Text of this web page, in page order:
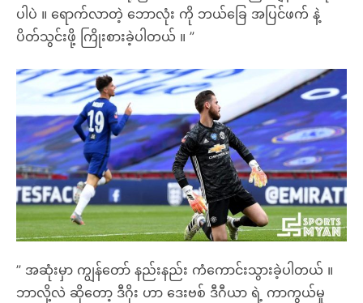
ပါပဲ ။ ရောက်လာတဲ့ ဘောလုံး ကို ဘယ်ခြေ အပြင်ဖက် နဲ့
ပိတ်သွင်းဖို့ ကြိုးစားခဲ့ပါတယ် ။ ”
” အဆုံးမှာ ကျွန်တော် နည်းနည်း ကံကောင်းသွားခဲ့ပါတယ် ။
ဘာလို့လဲ ဆိုတော့ ဒီဂိုး ဟာ ဒေးဗစ် ဒီဂီယာ ရဲ့ ကာကွယ်မှု